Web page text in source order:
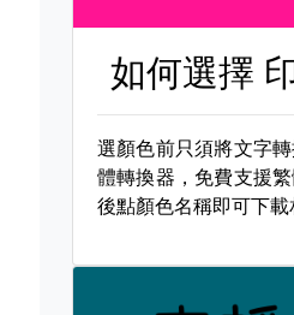
如何選擇
選顏色前只須將文字
體轉換器，免費支援
後點顏色名稱即可下載